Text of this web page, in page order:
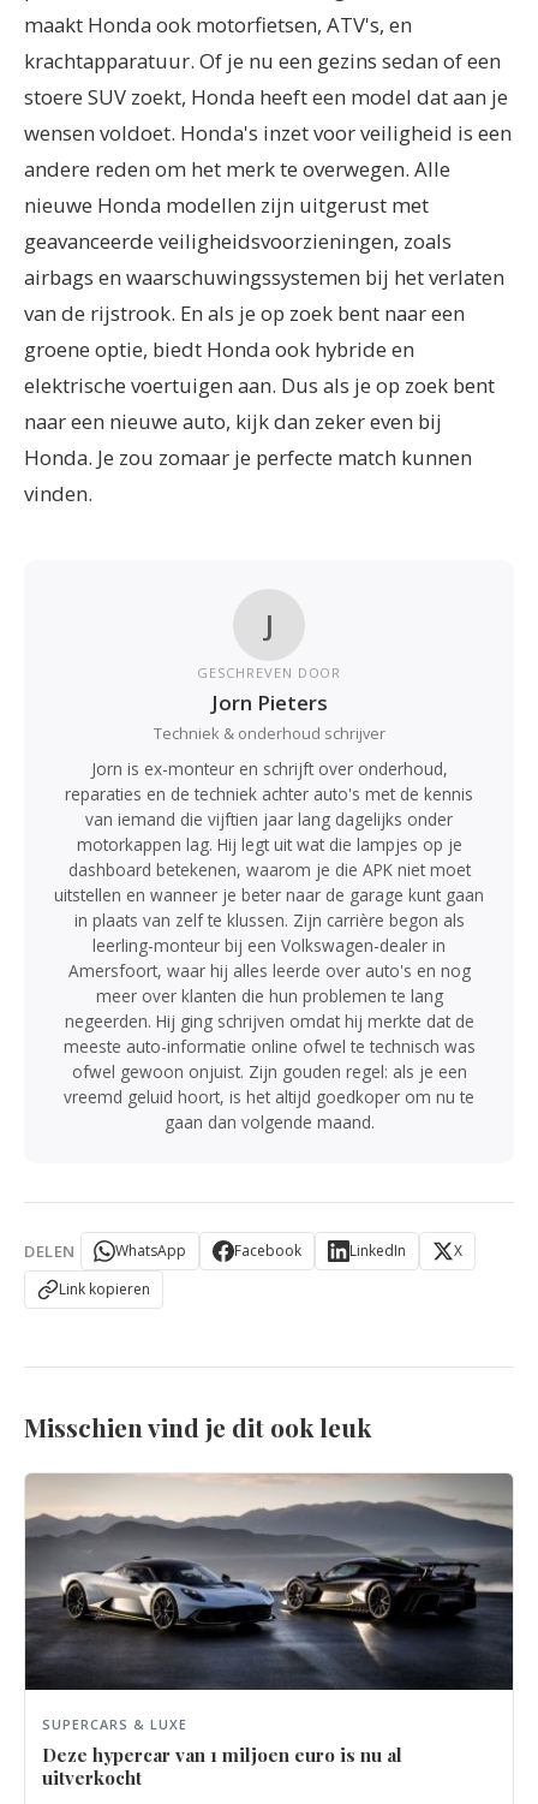
maakt Honda ook motorfietsen, ATV's, en
krachtapparatuur. Of je nu een gezins sedan of een
stoere SUV zoekt, Honda heeft een model dat aan je
wensen voldoet. Honda's inzet voor veiligheid is een
andere reden om het merk te overwegen. Alle
nieuwe Honda modellen zijn uitgerust met
geavanceerde veiligheidsvoorzieningen, zoals
airbags en waarschuwingssystemen bij het verlaten
van de rijstrook. En als je op zoek bent naar een
groene optie, biedt Honda ook hybride en
elektrische voertuigen aan. Dus als je op zoek bent
naar een nieuwe auto, kijk dan zeker even bij
Honda. Je zou zomaar je perfecte match kunnen
vinden.
J
GESCHREVEN DOOR
Jorn Pieters
Techniek & onderhoud schrijver
Jorn is ex-monteur en schrijft over onderhoud,
reparaties en de techniek achter auto's met de kennis
van iemand die vijftien jaar lang dagelijks onder
motorkappen lag. Hij legt uit wat die lampjes op je
dashboard betekenen, waarom je die APK niet moet
uitstellen en wanneer je beter naar de garage kunt gaan
in plaats van zelf te klussen. Zijn carrière begon als
leerling-monteur bij een Volkswagen-dealer in
Amersfoort, waar hij alles leerde over auto's en nog
meer over klanten die hun problemen te lang
negeerden. Hij ging schrijven omdat hij merkte dat de
meeste auto-informatie online ofwel te technisch was
ofwel gewoon onjuist. Zijn gouden regel: als je een
vreemd geluid hoort, is het altijd goedkoper om nu te
gaan dan volgende maand.
DELEN WhatsApp Facebook LinkedIn
X
Link kopieren
Misschien vind je dit ook leuk
SUPERCARS & LUXE
Deze hypercar van 1 miljoen euro is nu al
uitverkocht